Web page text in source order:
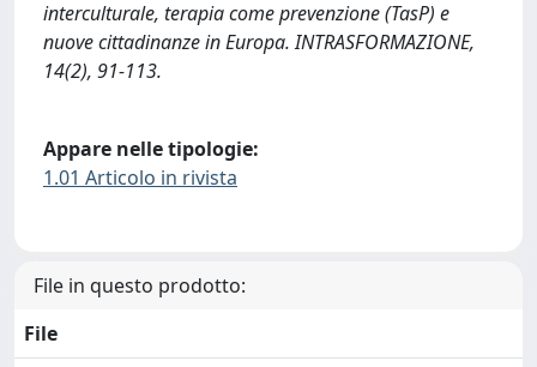
interculturale, terapia come prevenzione (TasP) e
nuove cittadinanze in Europa. INTRASFORMAZIONE,
14(2), 91-113.
Appare nelle tipologie:
1.01 Articolo in rivista
File in questo prodotto:
File